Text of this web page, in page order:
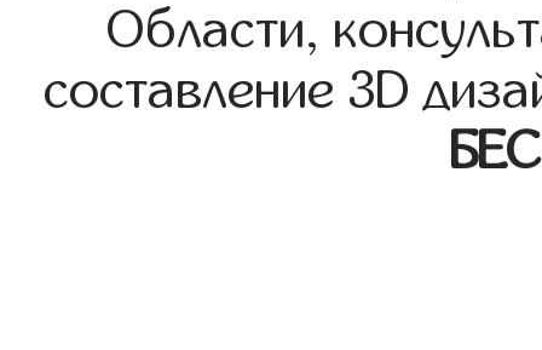
Области,
составление 3D